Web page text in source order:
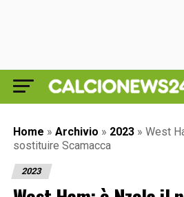
Home » Archivio » 2023 » West
sostituire Scamacca
2023